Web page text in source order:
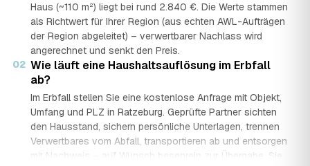
Haus (~110 m²) liegt bei rund 2.840 €. Die Werte stammen
als Richtwert für Ihrer Region (aus echten AWL-Aufträgen
der Region abgeleitet) – verwertbarer Nachlass wird
angerechnet und senkt den Preis.
02 Wie läuft eine Haushaltsauflösung im Erbfall
ab?
Im Erbfall stellen Sie eine kostenlose Anfrage mit Objekt,
Umfang und PLZ in Ratzeburg. Geprüfte Partner sichten
den Hausstand, sichern persönliche Unterlagen, trennen
Verwertbares vom Abfall, transportieren ab und entsorgen
mit Nachweis – auf Wunsch besenrein zur Übergabe. Sie